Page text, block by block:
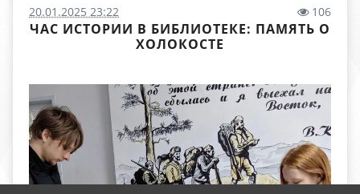
20.01.2025 23:22 106
ЧАС ИСТОРИИ В БИБЛИОТЕКЕ: ПАМЯТЬ О
ХОЛОКОСТЕ